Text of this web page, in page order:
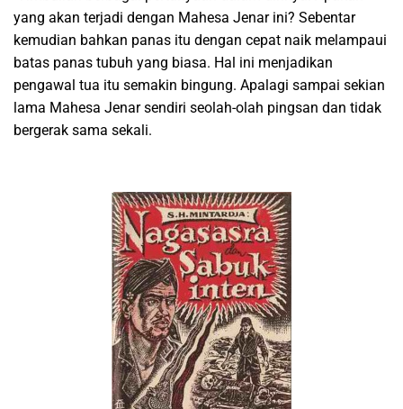
yang akan terjadi dengan Mahesa Jenar ini? Sebentar
kemudian bahkan panas itu dengan cepat naik melampaui
batas panas tubuh yang biasa. Hal ini menjadikan
pengawal tua itu semakin bingung. Apalagi sampai sekian
lama Mahesa Jenar sendiri seolah-olah pingsan dan tidak
bergerak sama sekali.